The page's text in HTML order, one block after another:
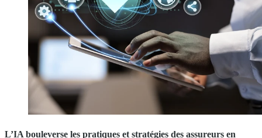
L’IA bouleverse les pratiques et stratégies des assureurs en